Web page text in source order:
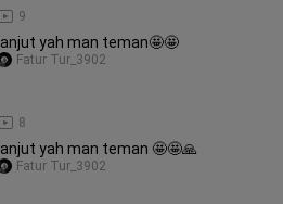
9
lanjut yah man teman🤩🤩
8
Fatur Tur_3902
lanjut yah man teman 🤩🤩🙏
Fatur Tur_3902